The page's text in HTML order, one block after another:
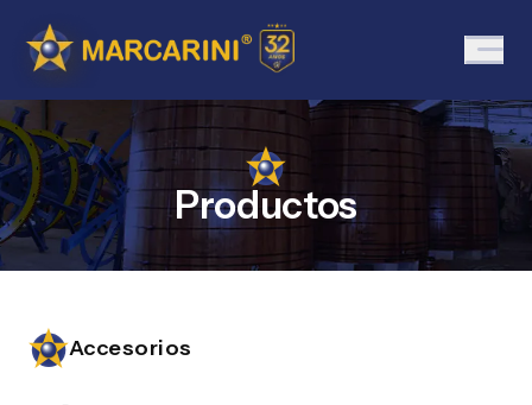
Productos
Accesorios